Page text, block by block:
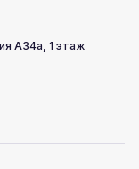
А34а, 1 этаж